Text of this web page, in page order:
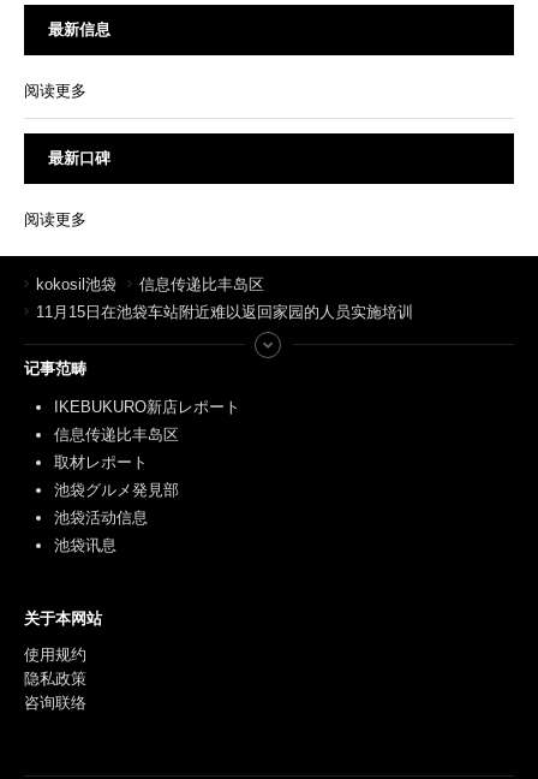
最新信息
阅读更多
最新口碑
阅读更多
kokosil池袋
信息传递比丰岛区
11月15日在池袋车站附近难以返回家园的人员实施培训
记事范畴
IKEBUKURO新店レポート
信息传递比丰岛区
取材レポート
池袋グルメ発見部
池袋活动信息
池袋讯息
关于本网站
使用规约
隐私政策
咨询联络